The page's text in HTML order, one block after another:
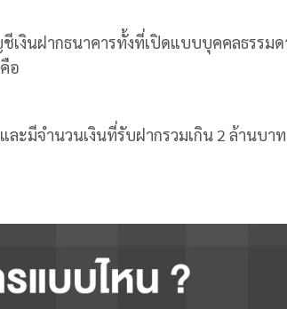
เงินฝากธนาคารทั้งที่เปิดแบบบุคคลธรรม
อ
ละมีจำนวนเงินที่รับฝากรวมเกิน 2 ล้านบาท